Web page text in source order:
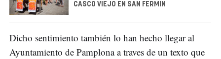
CASCO VIEJO EN SAN FERMÍN
Dicho sentimiento también lo han hecho llegar al
Ayuntamiento de Pamplona a traves de un texto que